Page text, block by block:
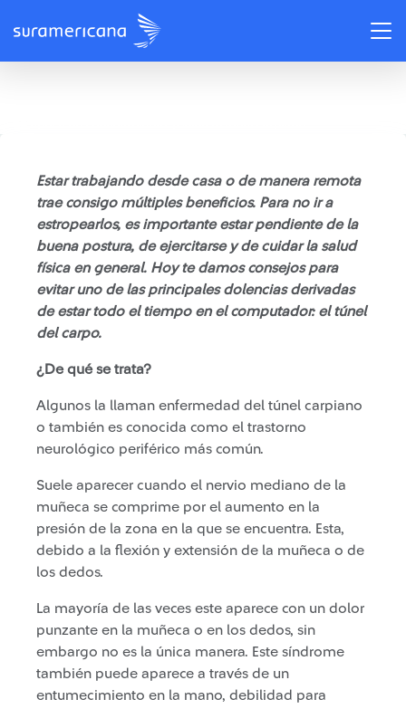
Estar trabajando desde casa o de manera remota
trae consigo múltiples beneficios. Para no ir a
estropearlos, es importante estar pendiente de la
buena postura, de ejercitarse y de cuidar la salud
física en general. Hoy te damos consejos para
evitar uno de las principales dolencias derivadas
de estar todo el tiempo en el computador: el túnel
del carpo.
¿De qué se trata?
Algunos la llaman enfermedad del túnel carpiano
o también es conocida como el trastorno
neurológico periférico más común.
Suele aparecer cuando el nervio mediano de la
muñeca se comprime por el aumento en la
presión de la zona en la que se encuentra. Esta,
debido a la flexión y extensión de la muñeca o de
los dedos.
La mayoría de las veces este aparece con un dolor
punzante en la muñeca o en los dedos, sin
embargo no es la única manera. Este síndrome
también puede aparece a través de un
entumecimiento en la mano, debilidad para